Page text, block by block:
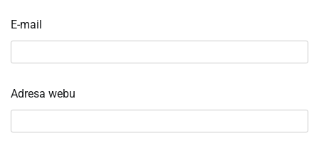
E-mail
Adresa webu